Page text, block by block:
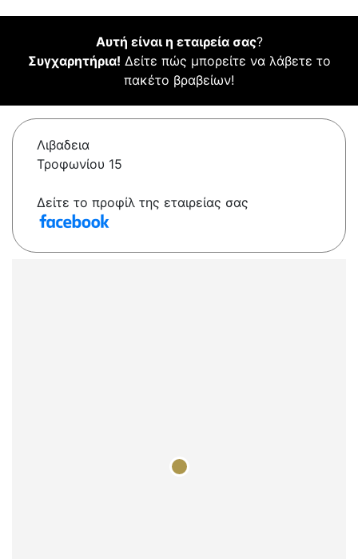
Αυτή είναι η εταιρεία σας?
Συγχαρητήρια! Δείτε πώς μπορείτε να λάβετε το
πακέτο βραβείων!
Λιβαδεια
Τροφωνίου 15
Δείτε το προφίλ της εταιρείας σας